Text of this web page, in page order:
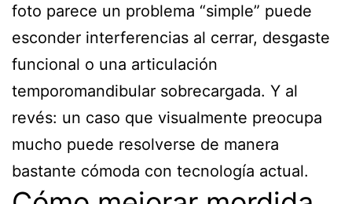
foto parece un problema “simple” puede
esconder interferencias al cerrar, desgaste
funcional o una articulación
temporomandibular sobrecargada. Y al
revés: un caso que visualmente preocupa
mucho puede resolverse de manera
bastante cómoda con tecnología actual.